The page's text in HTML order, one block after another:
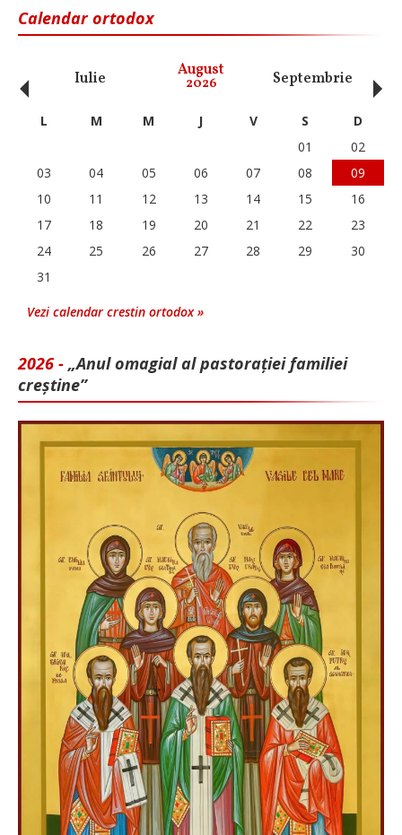
Calendar ortodox
Iulie August
2026 Septembrie
‹ L M M J V S
D
01
02
03
04 05 06 07 08
09
10
11 12 13 14 15
16
17
18 19 20 21 22
23
24
25 26 27 28 29
30
31
Vezi calendar crestin ortodox »
2026 - „Anul omagial al pastorației familiei
creștine”